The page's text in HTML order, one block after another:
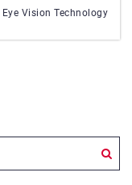
Eye Vision Technology